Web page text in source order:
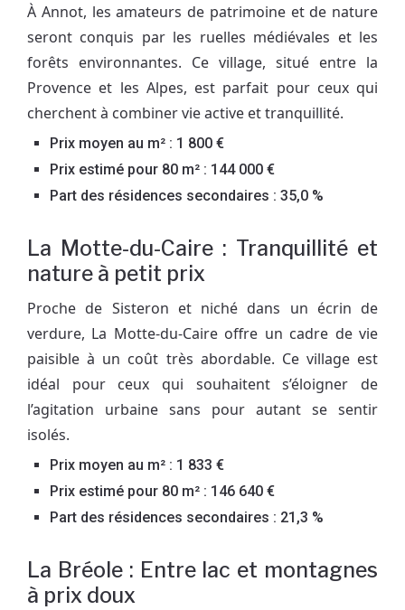
À Annot, les amateurs de patrimoine et de nature
seront conquis par les ruelles médiévales et les
forêts environnantes. Ce village, situé entre la
Provence et les Alpes, est parfait pour ceux qui
cherchent à combiner vie active et tranquillité.
Prix moyen au m² : 1 800 €
Prix estimé pour 80 m² : 144 000 €
Part des résidences secondaires : 35,0 %
La Motte-du-Caire : Tranquillité et
nature à petit prix
Proche de Sisteron et niché dans un écrin de
verdure, La Motte-du-Caire offre un cadre de vie
paisible à un coût très abordable. Ce village est
idéal pour ceux qui souhaitent s’éloigner de
l’agitation urbaine sans pour autant se sentir
isolés.
Prix moyen au m² : 1 833 €
Prix estimé pour 80 m² : 146 640 €
Part des résidences secondaires : 21,3 %
La Bréole : Entre lac et montagnes
à prix doux